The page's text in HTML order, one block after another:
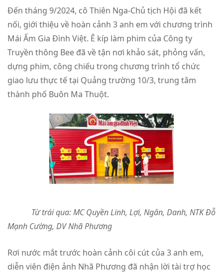
Đến tháng 9/2024, cô Thiên Nga-Chủ tịch Hội đã kết
nối, giới thiệu về hoàn cảnh 3 anh em với chương trình
Mái Ấm Gia Đình Việt. Ê kíp làm phim của Công ty
Truyền thông Bee đã về tận nơi khảo sát, phỏng vấn,
dựng phim, công chiếu trong chương trình tổ chức
giao lưu thực tế tại Quảng trường 10/3, trung tâm
thành phố Buôn Ma Thuột.
Từ trái qua: MC Quyền Linh, Lợi, Ngân, Danh, NTK Đỗ
Mạnh Cường, DV Nhã Phương
Rơi nước mắt trước hoàn cảnh côi cút của 3 anh em,
diễn viên điện ảnh Nhã Phương đã nhận lời tài trợ học